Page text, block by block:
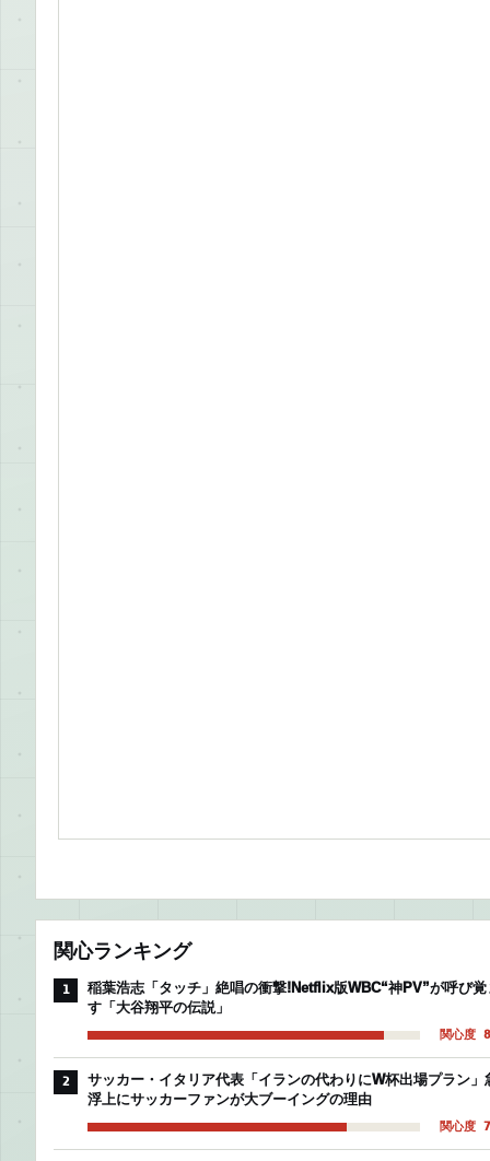
関心ランキング
1
稲葉浩志「タッチ」絶唱の衝撃!Netflix版WBC“神PV”が呼び覚
す「大谷翔平の伝説」
関心度
2
サッカー・イタリア代表「イランの代わりにW杯出場プラン」
浮上にサッカーファンが大ブーイングの理由
関心度